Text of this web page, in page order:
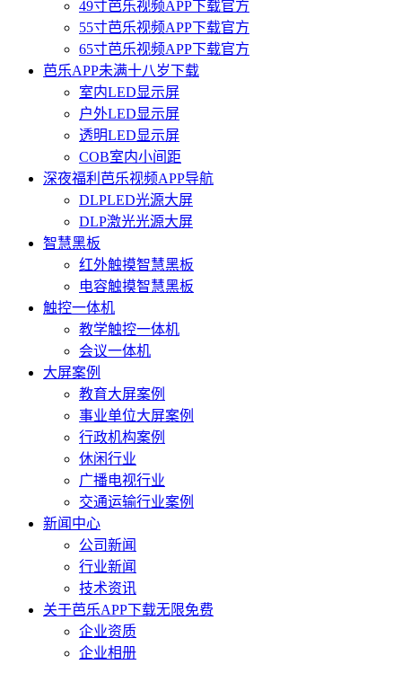
49寸芭乐视频APP下载官方
55寸芭乐视频APP下载官方
65寸芭乐视频APP下载官方
芭乐APP未满十八岁下载
室内LED显示屏
户外LED显示屏
透明LED显示屏
COB室内小间距
深夜福利芭乐视频APP导航
DLPLED光源大屏
DLP激光光源大屏
智慧黑板
红外触摸智慧黑板
电容触摸智慧黑板
触控一体机
教学触控一体机
会议一体机
大屏案例
教育大屏案例
事业单位大屏案例
行政机构案例
休闲行业
广播电视行业
交通运输行业案例
新闻中心
公司新闻
行业新闻
技术资讯
关于芭乐APP下载无限免费
企业资质
企业相册